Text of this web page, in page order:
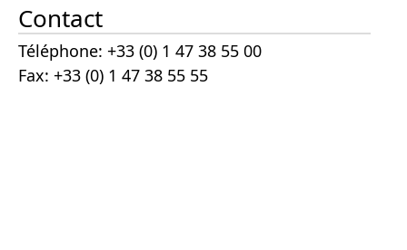
Contact
Téléphone: +33 (0) 1 47 38 55 00
Fax: +33 (0) 1 47 38 55 55